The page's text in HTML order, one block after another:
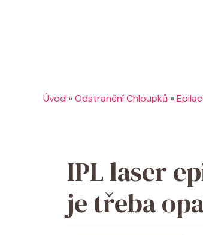
Úvod »Odstranění Chloupků »
IPL laser
je třeba